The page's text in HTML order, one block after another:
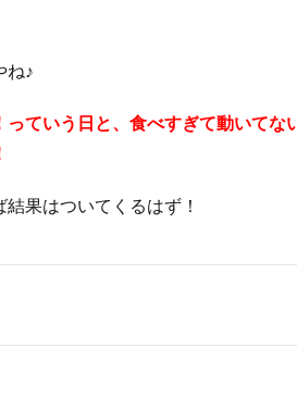
ね♪
ていう日と、食べすぎて動いてな
果はついてくるはず！